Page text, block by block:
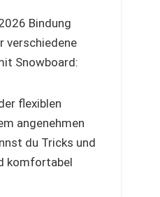
Bindung
verschiedene
Snowboard:
flexiblen
angenehmen
du Tricks und
komfortabel